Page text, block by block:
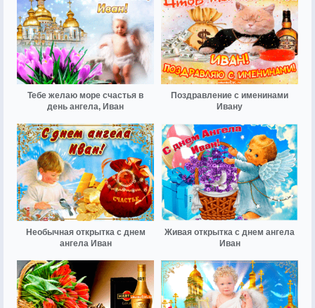
Тебе желаю море счастья в
день ангела, Иван
Поздравление с именинами
Ивану
Необычная открытка с днем
ангела Иван
Живая открытка с днем ангела
Иван